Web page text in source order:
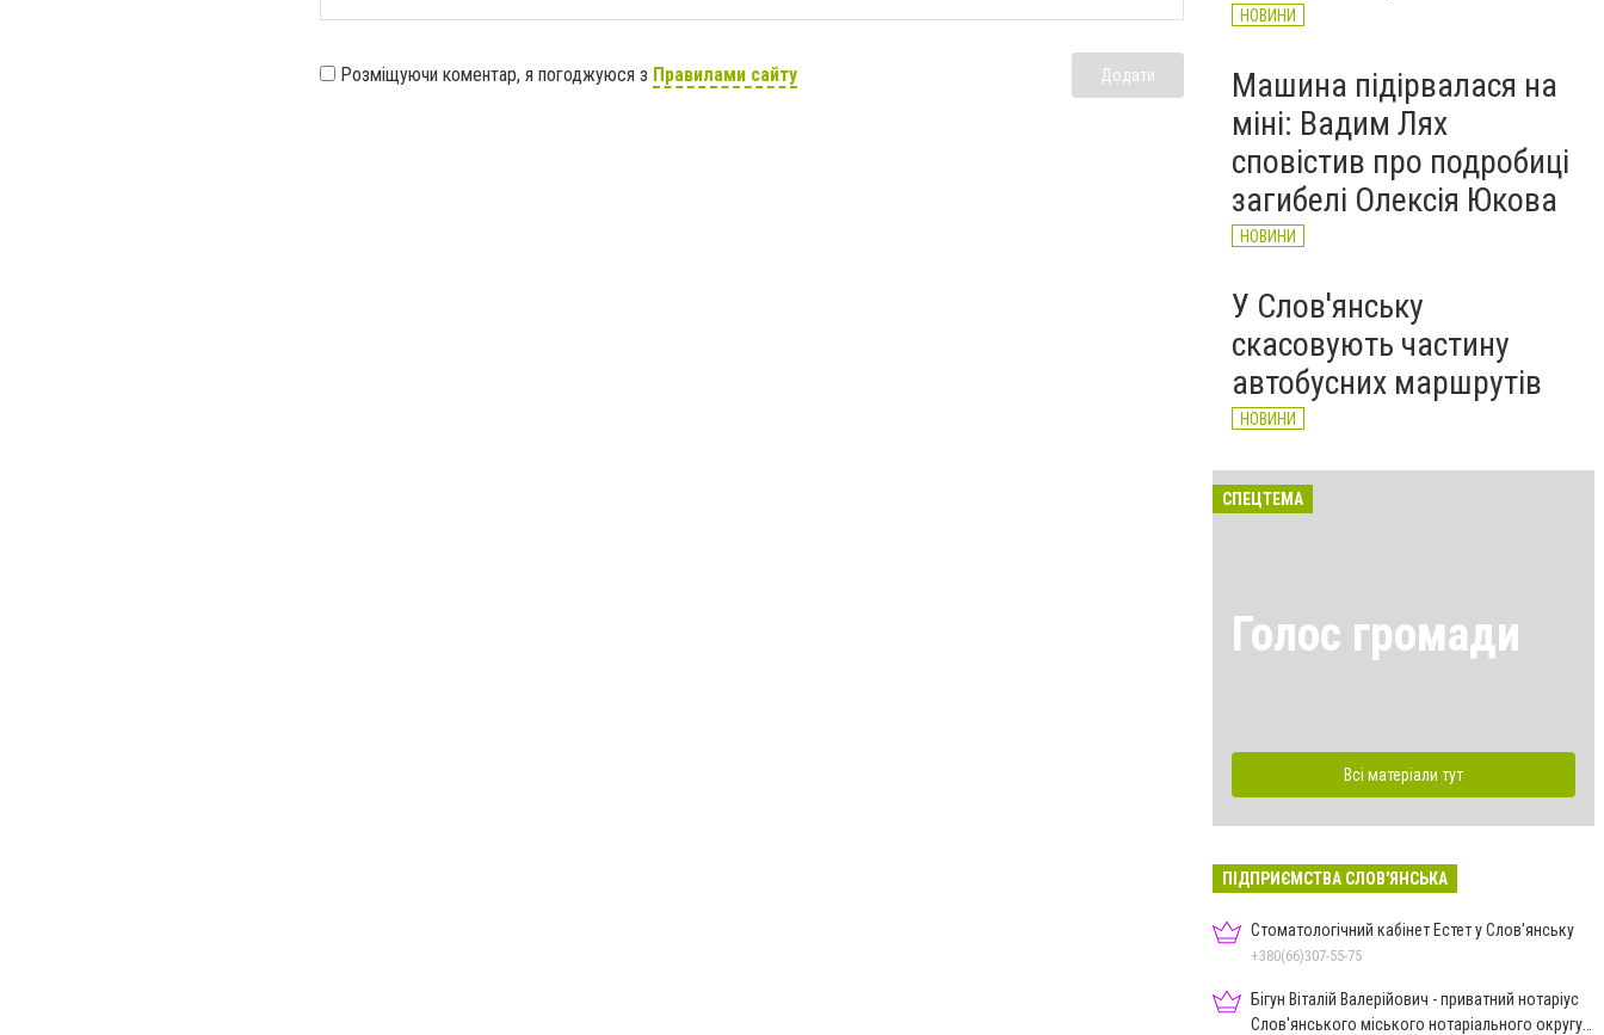
Розміщуючи коментар, я погоджуюся з Правилами сайту Додати
НОВИНИ
Машина підірвалася на
міні: Вадим Лях
сповістив про подробиці
загибелі Олексія Юкова
НОВИНИ
У Слов'янську
скасовують частину
автобусних маршрутів
НОВИНИ
СПЕЦТЕМА
Голос громади
Всі матеріали тут
ПІДПРИЄМСТВА СЛОВ'ЯНСЬКА
Стоматологічний кабінет Естет у Слов'янську
+380(66)307-55-75
Бігун Віталій Валерійович - приватний нотаріус
Слов'янського міського нотаріального округу